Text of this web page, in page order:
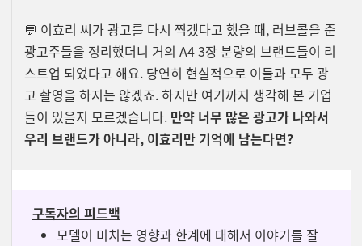
💬 이효리 씨가 광고를 다시 찍겠다고 했을 때, 러브콜을 준
광고주들을 정리했더니 거의 A4 3장 분량의 브랜드들이 리
스트업 되었다고 해요. 당연히 현실적으로 이들과 모두 광
고 촬영을 하지는 않겠죠. 하지만 여기까지 생각해 본 기업
들이 있을지 모르겠습니다. 만약 너무 많은 광고가 나와서
우리 브랜드가 아니라, 이효리만 기억에 남는다면?
구독자의 피드백
모델이 미치는 영향과 한계에 대해서 이야기를 잘